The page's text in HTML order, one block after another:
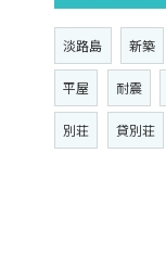
淡路島 新築
平屋 耐震
別荘 貸別荘